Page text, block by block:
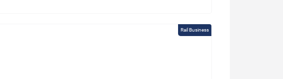
Rail Business